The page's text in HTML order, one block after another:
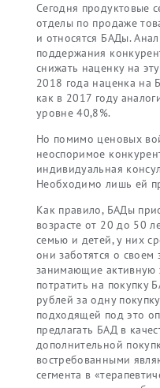
Сегодня продуктовые
отделы по продаже
и относятся БАДы.
поддержания
снижать наценку на
2018 года наценка на
как в 2017 году
уровне 40,8%.
Но помимо ценовых
неоспоримое
индивидуальная
Необходимо лишь ей
Как правило, БАДы
возрасте от 20 до 50
семью и детей, у них
они заботятся о
занимающие активную
потратить на покупку
рублей за одну
подходящей под это
предлагать БАД в
дополнительной
востребованными
сегмента в